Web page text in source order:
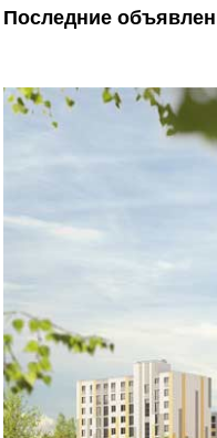
Последние